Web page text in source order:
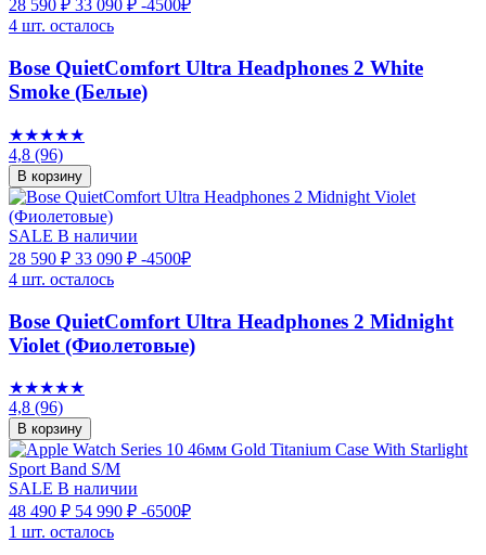
28 590 ₽ 33 090 ₽ -4500₽
4 шт. осталось
Bose QuietComfort Ultra Headphones 2 White
Smoke (Белые)
★★★★★
4,8 (96)
В корзину
SALE В наличии
28 590 ₽ 33 090 ₽ -4500₽
4 шт. осталось
Bose QuietComfort Ultra Headphones 2 Midnight
Violet (Фиолетовые)
★★★★★
4,8 (96)
В корзину
SALE В наличии
48 490 ₽ 54 990 ₽ -6500₽
1 шт. осталось